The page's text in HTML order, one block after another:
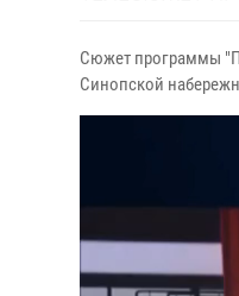
Сюжет программы
Синопской